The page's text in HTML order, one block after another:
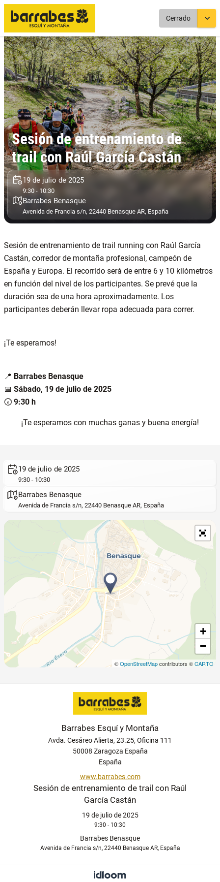
Cerrado
Sesión de entrenamiento de
trail con Raúl García Castán
19 de julio de 2025
9:30 - 10:30
Barrabes Benasque
Avenida de Francia s/n, 22440 Benasque AR, España
Sesión de entrenamiento de trail running con Raúl García
Castán, corredor de montaña profesional, campeón de
España y Europa. El recorrido será de entre 6 y 10 kilómetros
en función del nivel de los participantes. Se prevé que la
duración sea de una hora aproximadamente. Los
participantes deberán llevar ropa adecuada para correr.
¡Te esperamos!
📍 Barrabes Benasque
📅 Sábado, 19 de julio de 2025
🕢 9:30 h
¡Te esperamos con muchas ganas y buena energía!
19 de julio de 2025
9:30 - 10:30
Barrabes Benasque
Avenida de Francia s/n, 22440 Benasque AR, España
+
−
©OpenStreetMapcontributors ©CARTO
Barrabes Esquí y Montaña
Avda. Cesáreo Alierta, 23.25, Oficina 111
50008 Zaragoza España
España
www.barrabes.com
Sesión de entrenamiento de trail con Raúl
García Castán
19 de julio de 2025
9:30 - 10:30
Barrabes Benasque
Avenida de Francia s/n, 22440 Benasque AR, España